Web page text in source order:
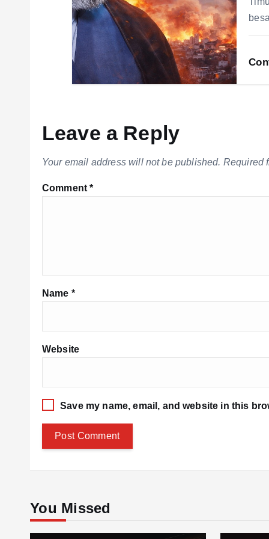
Leave a Reply
Your email address will not be published. Required
Comment*
Name *
Website
Save my name, email, and website in this
You Missed